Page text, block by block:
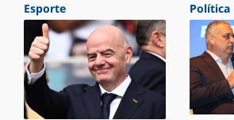
Esporte Política